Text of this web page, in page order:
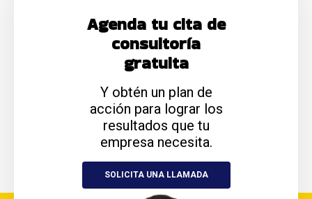
Agenda tu cita de
consultoría
gratuita
Y obtén un plan de
acción para lograr los
resultados que tu
empresa necesita.
SOLICITA UNA LLAMADA